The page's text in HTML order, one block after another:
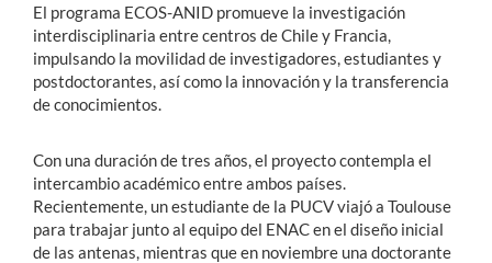
El programa ECOS-ANID promueve la investigación
interdisciplinaria entre centros de Chile y Francia,
impulsando la movilidad de investigadores, estudiantes y
postdoctorantes, así como la innovación y la transferencia
de conocimientos.
Con una duración de tres años, el proyecto contempla el
intercambio académico entre ambos países.
Recientemente, un estudiante de la PUCV viajó a Toulouse
para trabajar junto al equipo del ENAC en el diseño inicial
de las antenas, mientras que en noviembre una doctorante